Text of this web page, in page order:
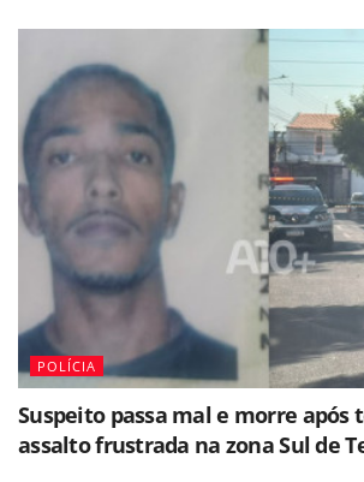
POLÍCIA
Suspeito passa mal e morre após
assalto frustrada na zona Sul de